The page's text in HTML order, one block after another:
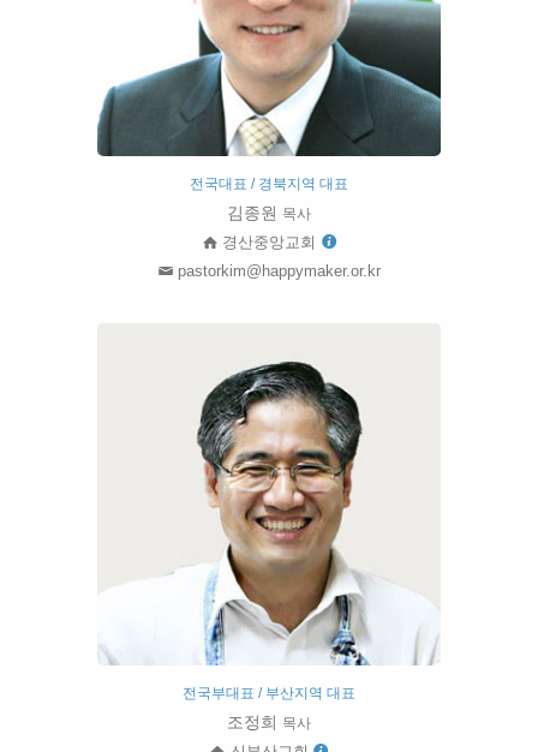
전국대표 / 경북지역 대표
김종원 목사
경산중앙교회
pastorkim@happymaker.or.kr
전국부대표 / 부산지역 대표
조정희 목사